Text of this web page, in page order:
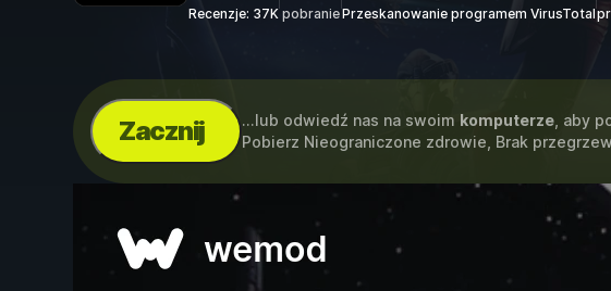
Recenzje: 37K pobraniePrzeskanowanie programem VirusTotal
Zacznij ...lub odwiedź nas na swoim komputerze, aby
Pobierz Nieograniczone zdrowie, Brak